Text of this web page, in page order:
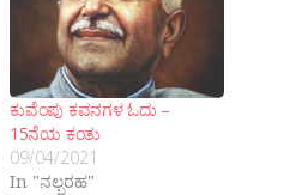
ಕುವೆಂಪು ಕವನಗಳ ಓದು –
15ನೆಯ ಕಂತು
09/04/2021
In "ನಲ್ಬರಹ"